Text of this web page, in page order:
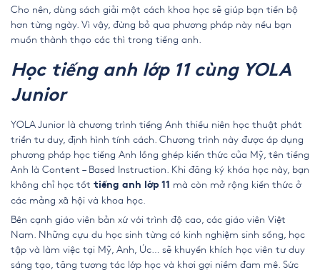
Cho nên, dùng sách giải một cách khoa học sẽ giúp bạn tiến bộ
hơn từng ngày. Vì vậy, đừng bỏ qua phương pháp này nếu bạn
muốn thành thạo các thì trong tiếng anh.
Học tiếng anh lớp 11 cùng YOLA
Junior
YOLA Junior là chương trình tiếng Anh thiếu niên học thuật phát
triển tư duy, định hình tính cách. Chương trình này được áp dụng
phương pháp học tiếng Anh lồng ghép kiến thức của Mỹ, tên tiếng
Anh là Content – Based Instruction. Khi đăng ký khóa học này, bạn
không chỉ học tốt tiếng anh lớp 11
mà còn mở rộng kiến thức ở
các mảng xã hội và khoa học.
Bên cạnh giáo viên bản xứ với trình độ cao, các giáo viên Việt
Nam. Những cựu du học sinh từng có kinh nghiệm sinh sống, học
tập và làm việc tại Mỹ, Anh, Úc… sẽ khuyến khích học viên tư duy
sáng tạo, tăng tương tác lớp học và khơi gợi niềm đam mê. Sức